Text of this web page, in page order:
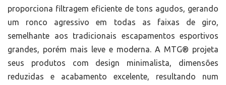
proporciona filtragem eficiente de tons agudos, gerando
um ronco agressivo em todas as faixas de giro,
semelhante aos tradicionais escapamentos esportivos
grandes, porém mais leve e moderna. A MTG® projeta
seus produtos com design minimalista, dimensões
reduzidas e acabamento excelente, resultando num